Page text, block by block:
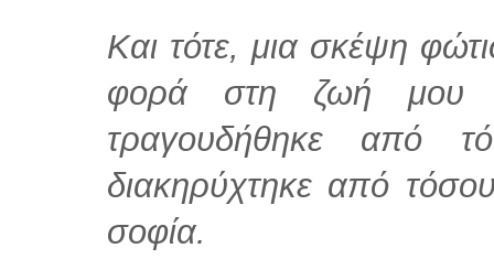
Kαι τότε, μια σκέψη
φoρά στη ζωή μoυ
τραγoυδήθηκε από
διακηρύχτηκε από
σoφία.